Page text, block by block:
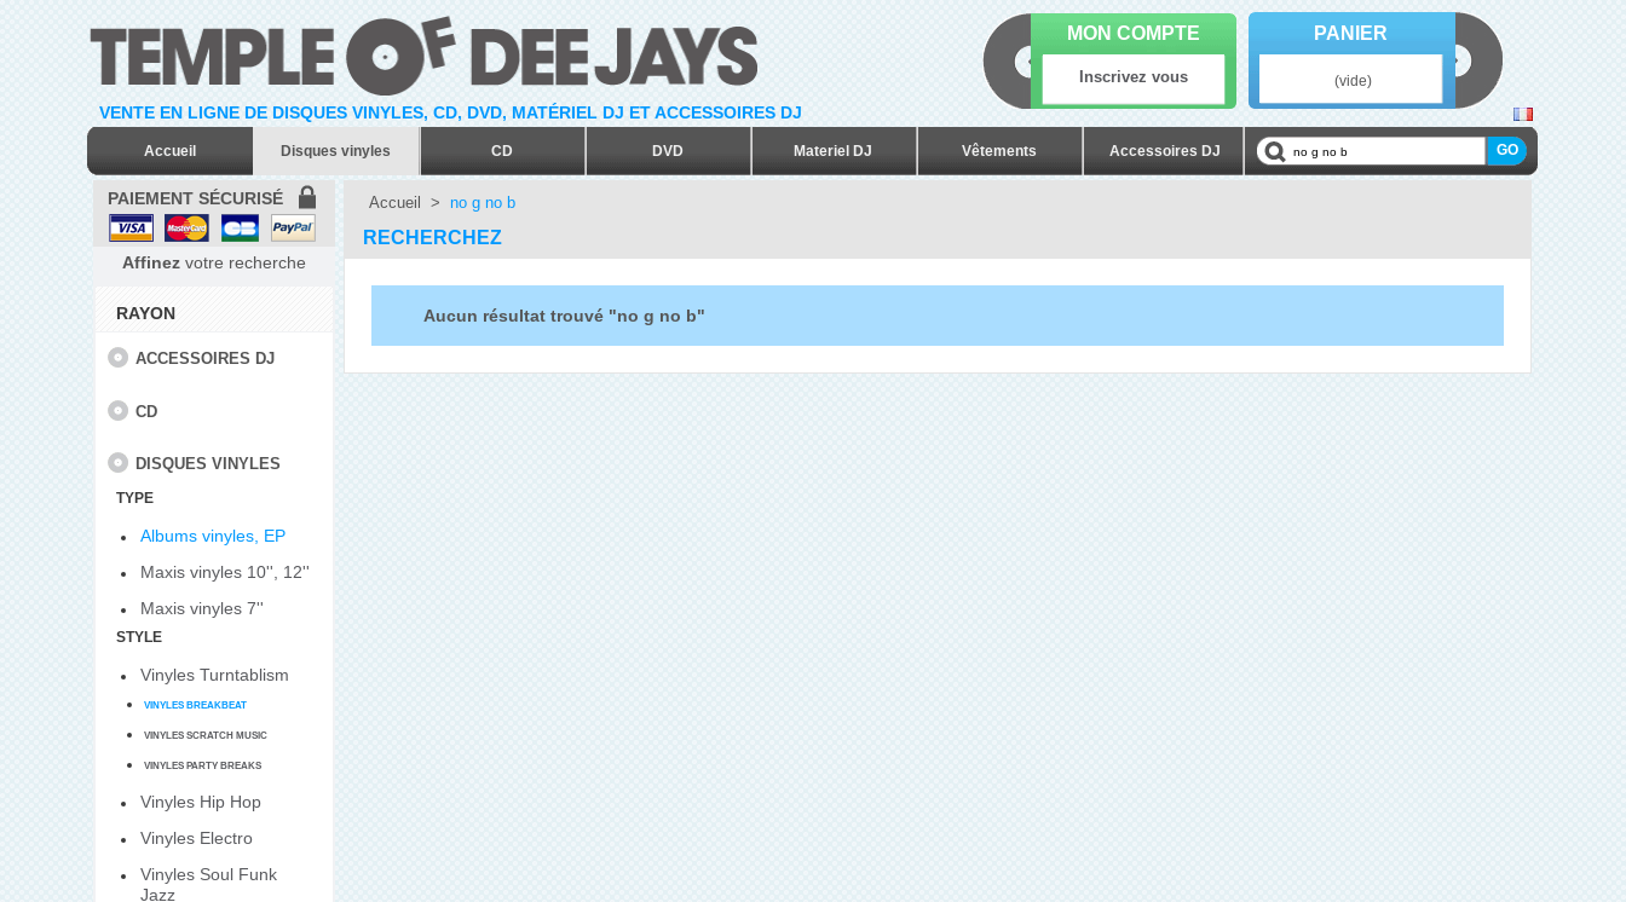
VENTE EN LIGNE DE DISQUES VINYLES, CD, DVD, MATÉRIEL DJ ET ACCESSOIRES DJ
Accueil Disques vinyles CD DVD Materiel DJ Vêtements Accessoires DJ
MON COMPTE
Inscrivez vous
PANIER
(vide)
PAIEMENT SÉCURISÉ
Affinez votre recherche
RAYON
ACCESSOIRES DJ
CD
DISQUES VINYLES
TYPE
Albums vinyles, EP
Maxis vinyles 10'', 12''
Maxis vinyles 7''
STYLE
Vinyles Turntablism
VINYLES BREAKBEAT
VINYLES SCRATCH MUSIC
VINYLES PARTY BREAKS
Vinyles Hip Hop
Vinyles Electro
Vinyles Soul Funk
Jazz
Accueil > no g no b
RECHERCHEZ
Aucun résultat trouvé "no g no b"